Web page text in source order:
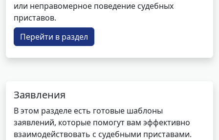
или неправомерное поведение судебных
приставов.
Перейти в раздел
Заявления
В этом разделе есть готовые шаблоны
заявлений, которые помогут вам эффективно
взаимодействовать с судебными приставами.